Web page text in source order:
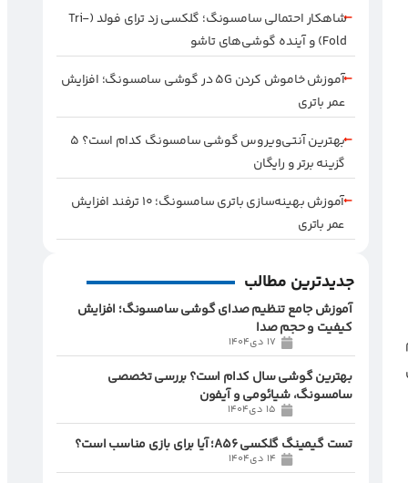
شاهکار احتمالی سامسونگ؛ گلکسی زد ترای فولد (Tri-
Fold) و آینده گوشی‌های تاشو
آموزش خاموش کردن 5G در گوشی سامسونگ؛ افزایش
عمر باتری
بهترین آنتی‌ویروس گوشی سامسونگ کدام است؟ ۵
گزینه برتر و رایگان
آموزش بهینه‌سازی باتری سامسونگ؛ ۱۰ ترفند افزایش
عمر باتری
جدیدترین مطالب
آموزش جامع تنظیم صدای گوشی سامسونگ؛ افزایش
کیفیت و حجم صدا
17 دی1404
بهترین گوشی سال کدام است؟ بررسی تخصصی
سامسونگ، شیائومی و آیفون
15 دی1404
تست گیمینگ گلکسی A56؛ آیا برای بازی مناسب است؟
14 دی1404